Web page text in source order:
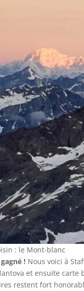
: le Mont-blanc
! Nous voici à
et ensuite
restent fort